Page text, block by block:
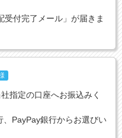
受付完了メール」が届きま
指定の口座へお振込みく
PayPay銀行からお選びい